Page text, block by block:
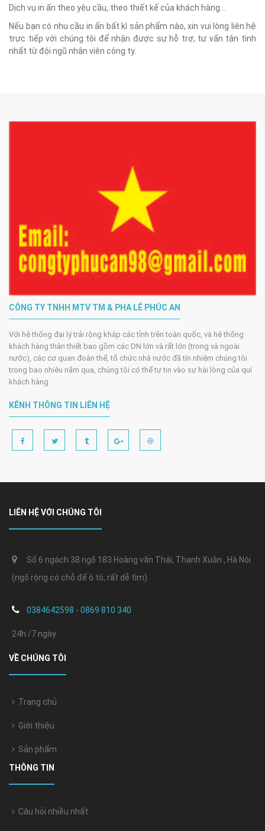
Dịch vụ in ấn theo yêu cầu, theo thiết kế của khách hàng...
Nếu bạn có nhu cầu in ấn bất kì sản phẩm nào, xin vui lòng liên hệ
trực tiếp với chúng tôi để nhận được sự hỗ trợ, tư vấn tận tình
nhất từ đội ngũ nhân viên công ty.
CÔNG TY TNHH MTV TM & PHA LÊ PHÚC AN
Với hệ thống đại lý trải rộng khắp các tỉnh trên toàn quốc, và hệ thống
khách hàng thân thiết bao gồm các DN lớn và rất lớn (trong và ngoài
nước), các cơ quan đoàn thể, tổ chức nhà nước đã tín nhiệm chúng tôi
trong bao nhiêu năm qua, chúng tôi có thể tự tin vào sự hài lòng của quí
khách hàng.
KÊNH THÔNG TIN LIÊN HỆ
LIÊN HỆ VỚI CHÚNG TÔI
Số 6 ngách 38 ngõ 183 Hoàng văn Thái, Thanh Xuân , Hà Nội
(ngõ rộng có chỗ để ô tô, rất dễ tìm)
0384642598 - 0869 810 340
24h /7 ngày
VỀ CHÚNG TÔI
Trang chủ
Giới thiệu
Sản phẩm
THÔNG TIN
Câu hỏi nhiều nhất